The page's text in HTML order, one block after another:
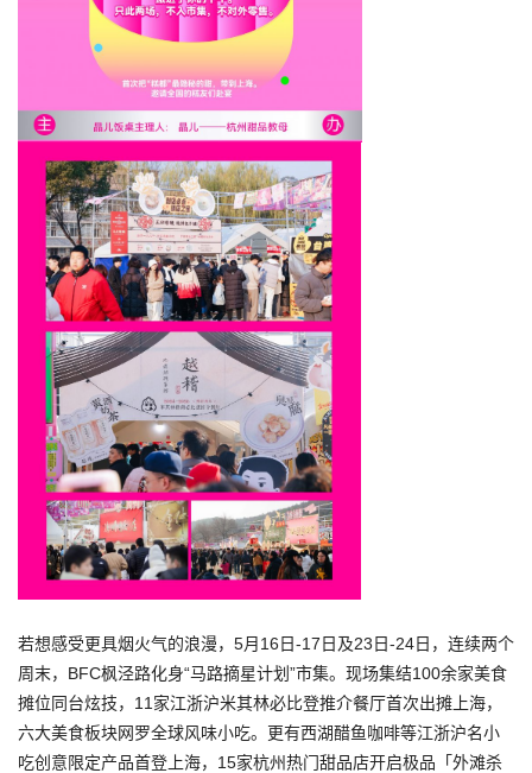
若想感受更具烟火气的浪漫，5月16日-17日及23日-24日，连续两个
周末，BFC枫泾路化身“马路摘星计划”市集。现场集结100余家美食
摊位同台炫技，11家江浙沪米其林必比登推介餐厅首次出摊上海，
六大美食板块网罗全球风味小吃。更有西湖醋鱼咖啡等江浙沪名小
吃创意限定产品首登上海，15家杭州热门甜品店开启极品「外滩杀